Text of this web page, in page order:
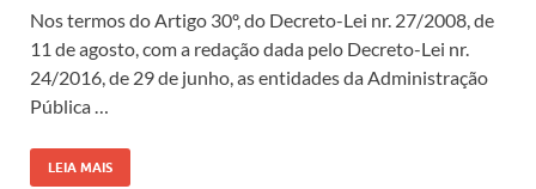
Nos termos do Artigo 30º, do Decreto-Lei nr. 27/2008, de
11 de agosto, com a redação dada pelo Decreto-Lei nr.
24/2016, de 29 de junho, as entidades da Administração
Pública …
LEIA MAIS